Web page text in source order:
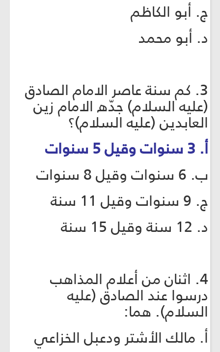
ج. أبو الكاظم
د. أبو محمد
3. كم سنة عاصر الامام الصادق
(عليه السلام) جدّه الامام زين
العابدين (عليه السلام)؟
أ. 3 سنوات وقيل 5 سنوات
ب. 6 سنوات وقيل 8 سنوات
ج. 9 سنوات وقيل 11 سنة
د. 12 سنة وقيل 15 سنة
4. اثنان من أعلام المذاهب
درسوا عند الصادق (عليه
السلام). هما:
أ. مالك الأشتر ودعبل الخزاعي